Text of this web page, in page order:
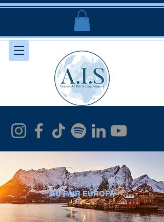
AU PAIR EUROPA